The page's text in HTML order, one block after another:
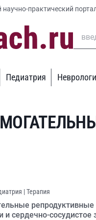
практический
Педиатрия
| Терапия
репродуктивные
и сердечно-сосудистое